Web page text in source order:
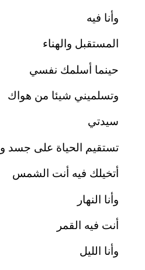
وأنا فيه
المستقبل والهناء
حينما أسلمك نفسي
وتسلميني شيئا من هواك
سيدتي
تستقيم الحياة على جسد
أتخيلك فيه أنت الشمس
وأنا النهار
أنت فيه القمر
وأنا الليل